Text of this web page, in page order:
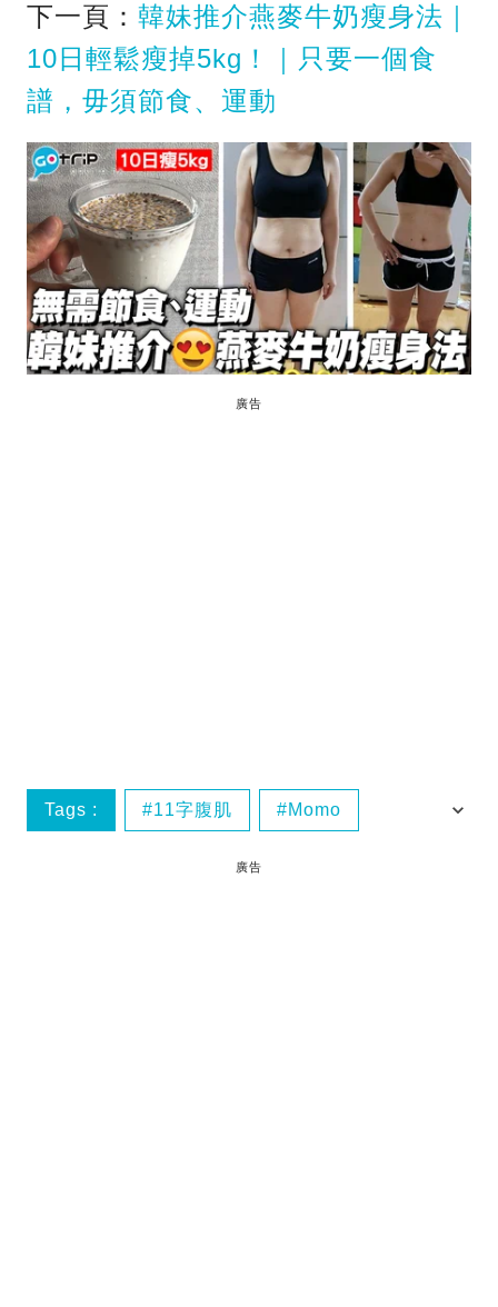
下一頁： 韓妹推介燕麥牛奶瘦身法｜
10日輕鬆瘦掉5kg！｜只要一個食
譜，毋須節食、運動
廣告
Tags : 11字腹肌 Momo
腹肌廣告